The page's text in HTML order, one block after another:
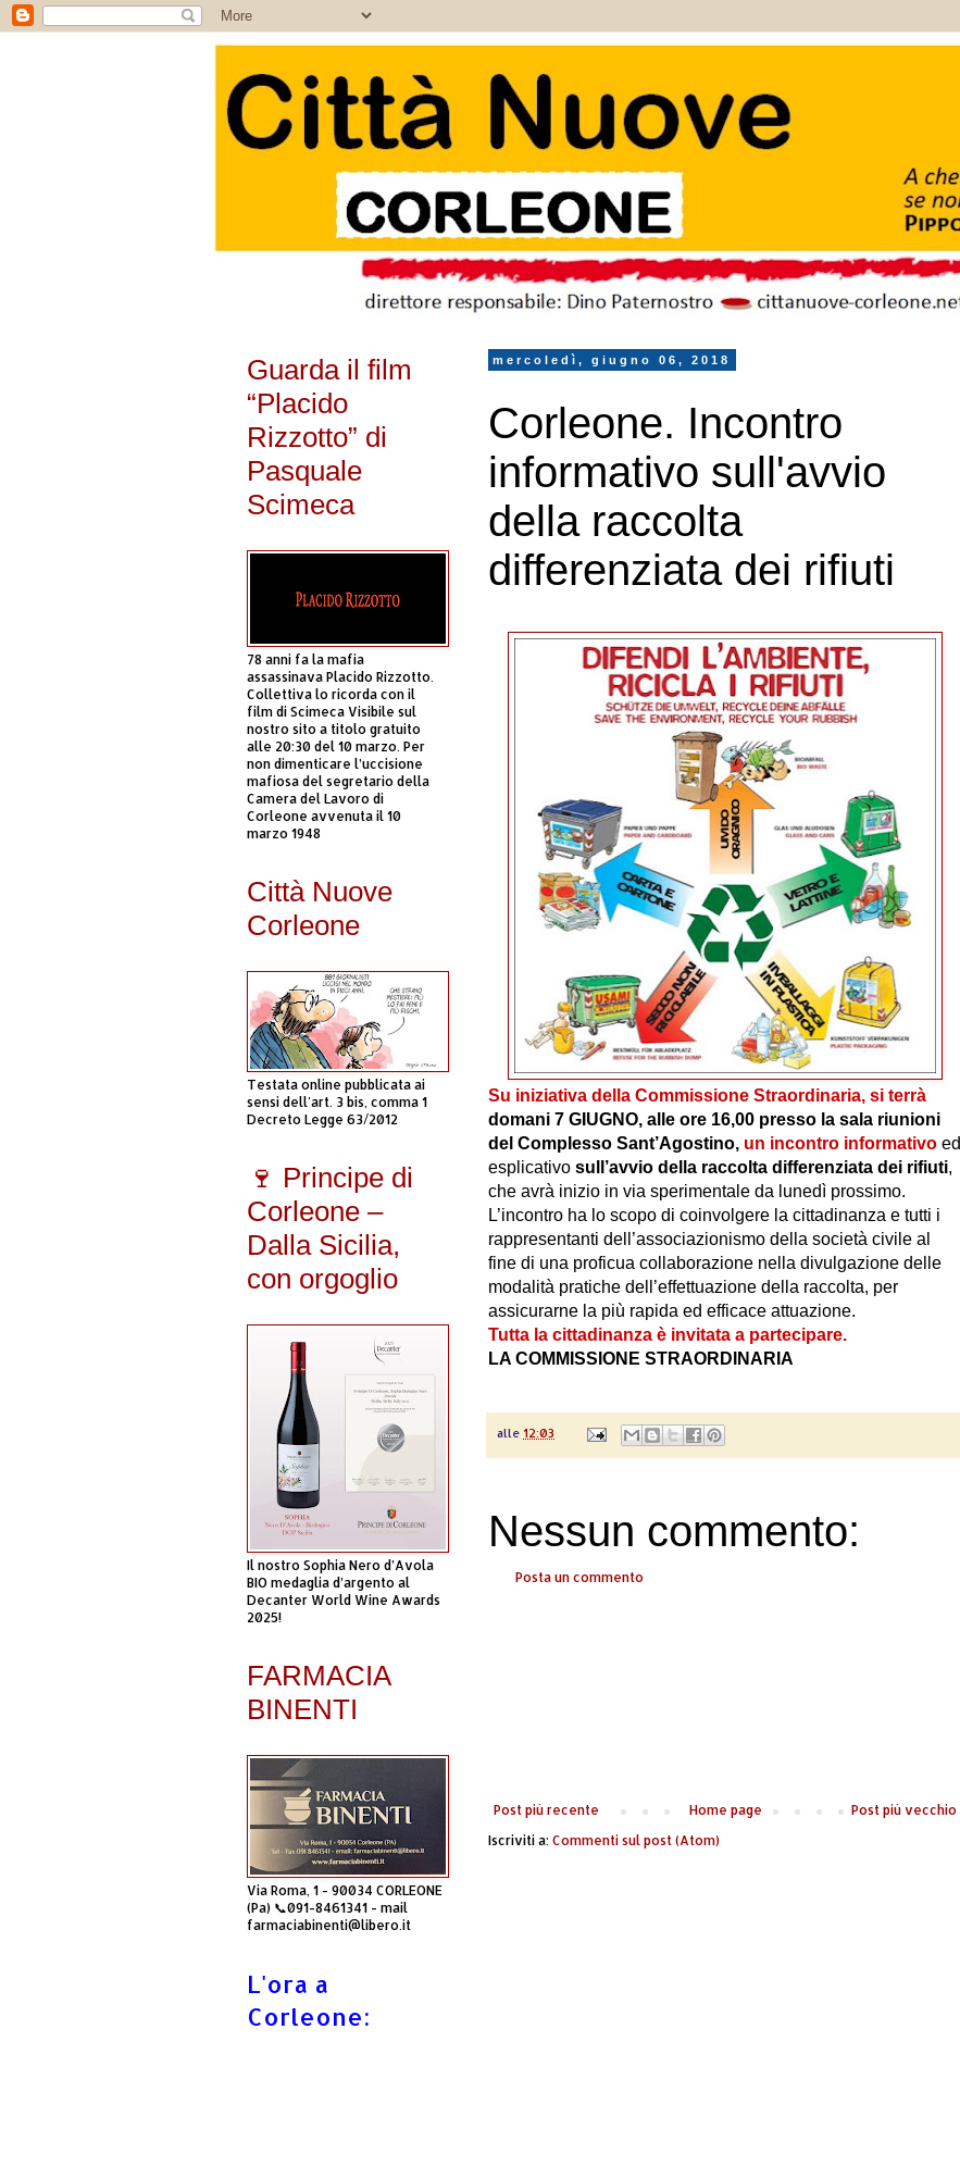
mercoledì, giugno 06, 2018
Corleone. Incontro
informativo sull'avvio
della raccolta
differenziata dei rifiuti
Su iniziativa della Commissione Straordinaria, si terrà
domani 7 GIUGNO, alle ore 16,00 presso la sala riunioni
del Complesso Sant’Agostino, un incontro informativo ed
esplicativo sull’avvio della raccolta differenziata dei rifiuti,
che avrà inizio in via sperimentale da lunedì prossimo.
L’incontro ha lo scopo di coinvolgere la cittadinanza e tutti i
rappresentanti dell’associazionismo della società civile al
fine di una proficua collaborazione nella divulgazione delle
modalità pratiche dell’effettuazione della raccolta, per
assicurarne la più rapida ed efficace attuazione.
Tutta la cittadinanza è invitata a partecipare.
LA COMMISSIONE STRAORDINARIA
alle 12:03
Nessun commento:
Posta un commento
Post più recente Post più vecchio
Home page
Iscriviti a: Commenti sul post (Atom)
Guarda il film
“Placido
Rizzotto” di
Pasquale
Scimeca
78 anni fa la mafia
assassinava Placido Rizzotto.
Collettiva lo ricorda con il
film di Scimeca Visibile sul
nostro sito a titolo gratuito
alle 20:30 del 10 marzo. Per
non dimenticare l’uccisione
mafiosa del segretario della
Camera del Lavoro di
Corleone avvenuta il 10
marzo 1948
Città Nuove
Corleone
Testata online pubblicata ai
sensi dell'art. 3 bis, comma 1
Decreto Legge 63/2012
🍷 Principe di
Corleone –
Dalla Sicilia,
con orgoglio
Il nostro Sophia Nero d’Avola
BIO medaglia d’argento al
Decanter World Wine Awards
2025!
FARMACIA
BINENTI
Via Roma, 1 - 90034 CORLEONE
(Pa) 📞091-8461341 - mail
farmaciabinenti@libero.it
L'ora a
Corleone: